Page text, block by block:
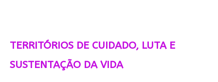
TERRITÓRIOS DE CUIDADO, LUTA E
SUSTENTAÇÃO DA VIDA